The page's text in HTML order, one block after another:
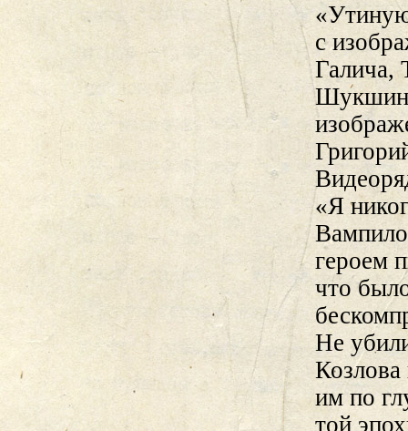
с
Галича,
«Я
героем
что
Не
Козлова
им по
той